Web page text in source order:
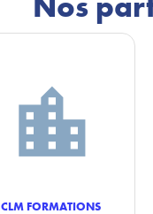
CLM FORMATIONS